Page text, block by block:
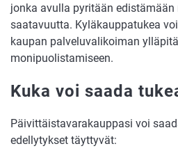
jonka avulla pyritään
saatavuutta. Kyläkauppatukea
kaupan palveluvalikoiman
monipuolistamiseen.
Kuka voi saada
Päivittäistavarakauppasi voi
edellytykset täyttyvät: